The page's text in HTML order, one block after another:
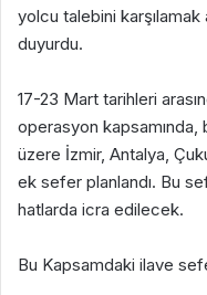
yolcu talebini karşılamak
duyurdu.
17-23 Mart tarihleri
operasyon
üzere İzmir, Antalya,
ek sefer planlandı. Bu
hatlarda icra edilecek.
Bu Kapsamdaki ilave